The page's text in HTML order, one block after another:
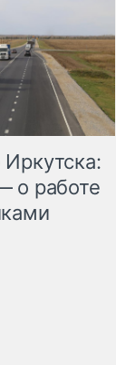
о работе